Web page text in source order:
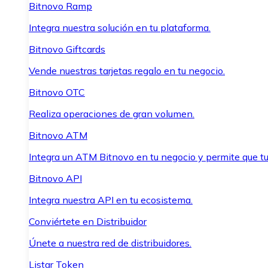
Bitnovo Ramp
Integra nuestra solución en tu plataforma.
Bitnovo Giftcards
Vende nuestras tarjetas regalo en tu negocio.
Bitnovo OTC
Realiza operaciones de gran volumen.
Bitnovo ATM
Integra un ATM Bitnovo en tu negocio y permite que
Bitnovo API
Integra nuestra API en tu ecosistema.
Conviértete en Distribuidor
Únete a nuestra red de distribuidores.
Listar Token